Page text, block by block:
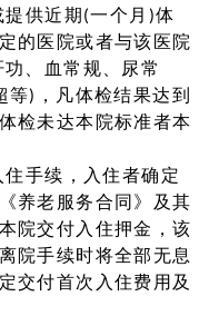
供近期(一个月)体
的医院或者与该医院
、血常规、尿常
等)，凡体检结果达到
检未达本院标准者本
手续，入住者确定
养老服务合同》及其
院交付入住押金，该
院手续时将全部无息
交付首次入住费用及